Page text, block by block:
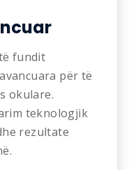
fundit
për të
okulare.
teknologjik
rezultate